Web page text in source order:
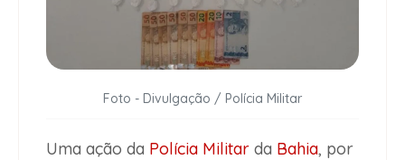
Foto - Divulgação / Polícia Militar
Uma ação da Polícia Militar da Bahia, por